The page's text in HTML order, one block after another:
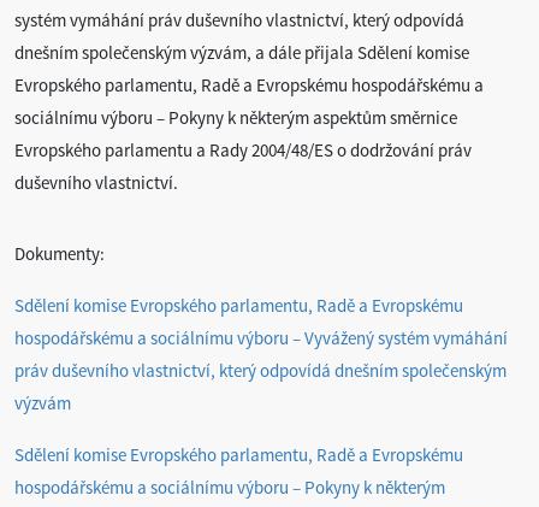
systém vymáhání práv duševního vlastnictví, který odpovídá
dnešním společenským výzvám, a dále přijala Sdělení komise
Evropského parlamentu, Radě a Evropskému hospodářskému a
sociálnímu výboru – Pokyny k některým aspektům směrnice
Evropského parlamentu a Rady 2004/48/ES o dodržování práv
duševního vlastnictví.
Dokumenty:
Sdělení komise Evropského parlamentu, Radě a Evropskému
hospodářskému a sociálnímu výboru – Vyvážený systém vymáhání
práv duševního vlastnictví, který odpovídá dnešním společenským
výzvám
Sdělení komise Evropského parlamentu, Radě a Evropskému
hospodářskému a sociálnímu výboru – Pokyny k některým